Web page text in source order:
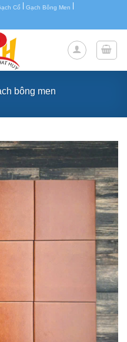
Cổ Gạch Bông Men
bông men